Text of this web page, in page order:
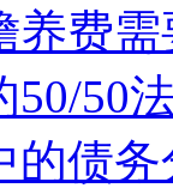
养费
50/50
的债